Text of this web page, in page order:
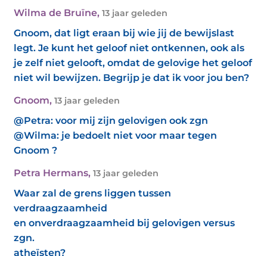
Wilma de Bruïne, 13 jaar geleden
Gnoom, dat ligt eraan bij wie jij de bewijslast
legt. Je kunt het geloof niet ontkennen, ook als
je zelf niet gelooft, omdat de gelovige het geloof
niet wil bewijzen. Begrijp je dat ik voor jou ben?
Gnoom, 13 jaar geleden
@Petra: voor mij zijn gelovigen ook zgn
@Wilma: je bedoelt niet voor maar tegen
Gnoom ?
Petra Hermans, 13 jaar geleden
Waar zal de grens liggen tussen
verdraagzaamheid
en onverdraagzaamheid bij gelovigen versus
zgn.
atheïsten?